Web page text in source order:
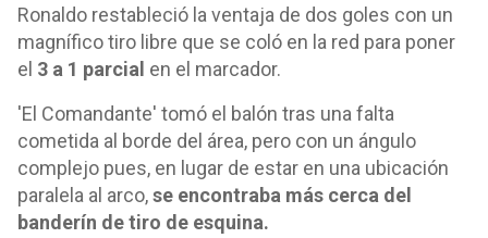
Ronaldo restableció la ventaja de dos goles con un
magnífico tiro libre que se coló en la red para poner
el 3 a 1 parcial en el marcador.
'El Comandante' tomó el balón tras una falta
cometida al borde del área, pero con un ángulo
complejo pues, en lugar de estar en una ubicación
paralela al arco,se encontraba más cerca del
banderín de tiro de esquina.